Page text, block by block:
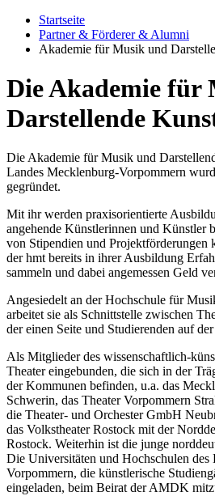
Startseite
Partner & Förderer & Alumni
Akademie für Musik und
Die Akademie für
Darstellende
Die Akademie für Musik und
Landes Mecklenburg-Vorpommern
gegründet.
Mit ihr werden praxisorientierte
angehende Künstlerinnen und Künstler
von Stipendien und Projektförderungen
der hmt bereits in ihrer Ausbildung
sammeln und dabei angemessen Geld
Angesiedelt an der Hochschule für
arbeitet sie als Schnittstelle zwischen
der einen Seite und Studierenden auf
Als Mitglieder des wissenschaftlich-
Theater eingebunden, die sich in der
der Kommunen befinden, u.a. das
Schwerin, das Theater Vorpommern
die Theater- und Orchester GmbH
das Volkstheater Rostock mit der
Rostock. Weiterhin ist die junge
Die Universitäten und Hochschulen des
Vorpommern, die künstlerische
eingeladen, beim Beirat der AMDK